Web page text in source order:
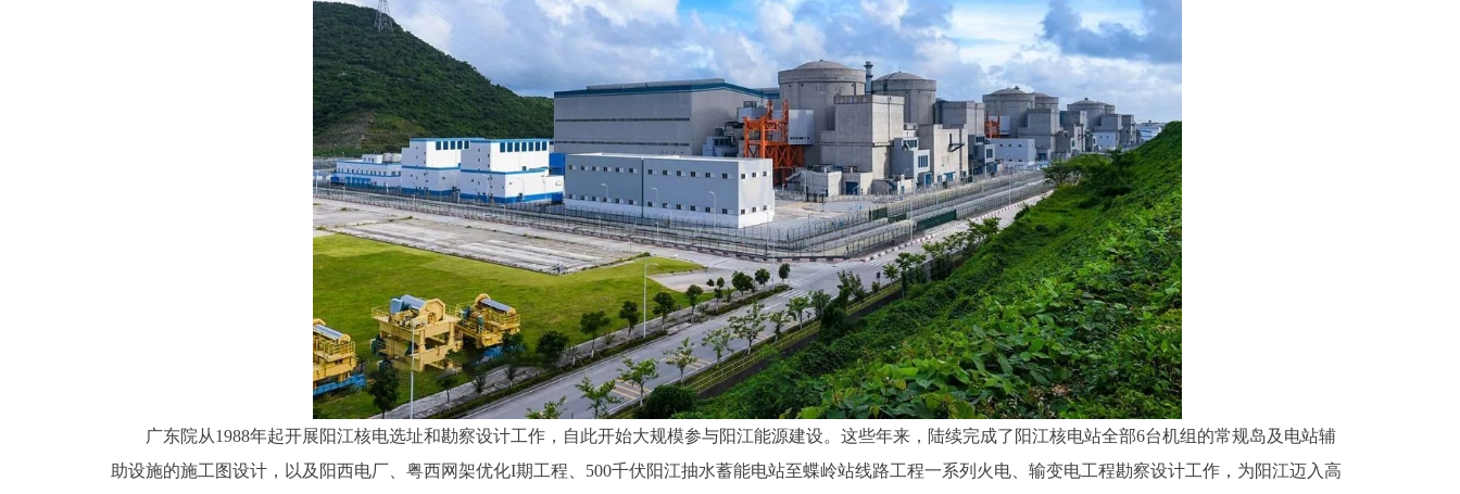
广东院从1988年起开展阳江核电选址和勘察设计工作，自此开始大规模参与阳江能源建设。这些年来，陆续完成了阳江核电站全部6台机组的常规岛及电站辅
助设施的施工图设计，以及阳西电厂、粤西网架优化I期工程、500千伏阳江抽水蓄能电站至蝶岭站线路工程一系列火电、输变电工程勘察设计工作，为阳江迈入高